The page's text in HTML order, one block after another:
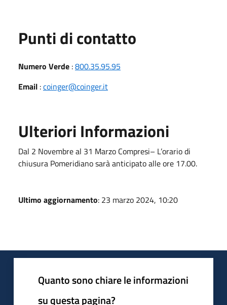
Punti di contatto
Numero Verde :800.35.95.95
Email :coinger@coinger.it
Ulteriori Informazioni
Dal 2 Novembre al 31 Marzo Compresi– L’orario di
chiusura Pomeridiano sarà anticipato alle ore 17.00.
Ultimo aggiornamento: 23 marzo 2024, 10:20
Quanto sono chiare le informazioni
su questa pagina?